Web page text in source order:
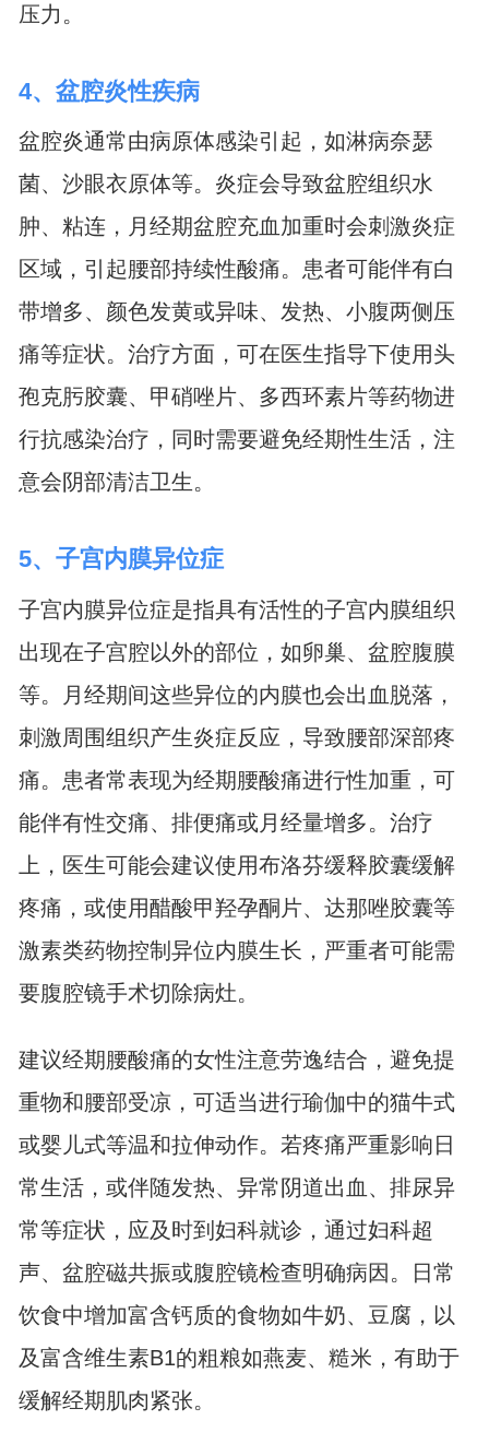
压力。
4、盆腔炎性疾病
盆腔炎通常由病原体感染引起，如淋病奈瑟
菌、沙眼衣原体等。炎症会导致盆腔组织水
肿、粘连，月经期盆腔充血加重时会刺激炎症
区域，引起腰部持续性酸痛。患者可能伴有白
带增多、颜色发黄或异味、发热、小腹两侧压
痛等症状。治疗方面，可在医生指导下使用头
孢克肟胶囊、甲硝唑片、多西环素片等药物进
行抗感染治疗，同时需要避免经期性生活，注
意会阴部清洁卫生。
5、子宫内膜异位症
子宫内膜异位症是指具有活性的子宫内膜组织
出现在子宫腔以外的部位，如卵巢、盆腔腹膜
等。月经期间这些异位的内膜也会出血脱落，
刺激周围组织产生炎症反应，导致腰部深部疼
痛。患者常表现为经期腰酸痛进行性加重，可
能伴有性交痛、排便痛或月经量增多。治疗
上，医生可能会建议使用布洛芬缓释胶囊缓解
疼痛，或使用醋酸甲羟孕酮片、达那唑胶囊等
激素类药物控制异位内膜生长，严重者可能需
要腹腔镜手术切除病灶。
建议经期腰酸痛的女性注意劳逸结合，避免提
重物和腰部受凉，可适当进行瑜伽中的猫牛式
或婴儿式等温和拉伸动作。若疼痛严重影响日
常生活，或伴随发热、异常阴道出血、排尿异
常等症状，应及时到妇科就诊，通过妇科超
声、盆腔磁共振或腹腔镜检查明确病因。日常
饮食中增加富含钙质的食物如牛奶、豆腐，以
及富含维生素B1的粗粮如燕麦、糙米，有助于
缓解经期肌肉紧张。